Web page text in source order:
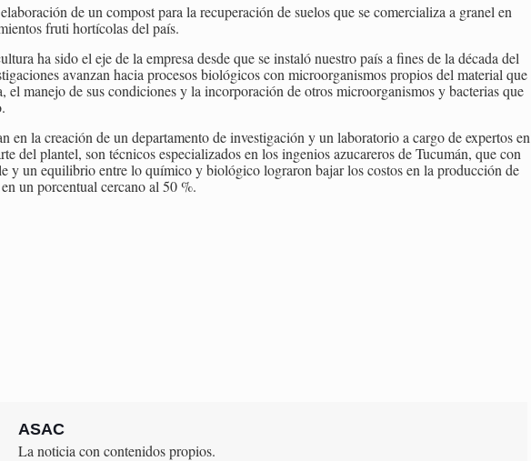
de un compost para la recuperación de suelos que se comercializa a granel en
fruti hortícolas del país.
ha sido el eje de la empresa desde que se instaló nuestro país a fines de la década del
avanzan hacia procesos biológicos con microorganismos propios del material que
el manejo de sus condiciones y la incorporación de otros microorganismos y bacterias que
en la creación de un departamento de investigación y un laboratorio a cargo de expertos en
del plantel, son técnicos especializados en los ingenios azucareros de Tucumán, que con
y un equilibrio entre lo químico y biológico lograron bajar los costos en la producción de
un porcentual cercano al 50 %.
ASAC
La noticia con contenidos propios.